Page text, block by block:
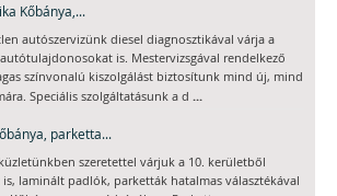
Kőbánya,...
autószervizünk diesel diagnosztikával várja a
is. Mestervizsgával rendelkező
színvonalú kiszolgálást biztosítunk mind új, mind
Speciális szolgáltatásunk a d ...
parketta...
szeretettel várjuk a 10. kerületből
laminált padlók, parketták hatalmas választékával